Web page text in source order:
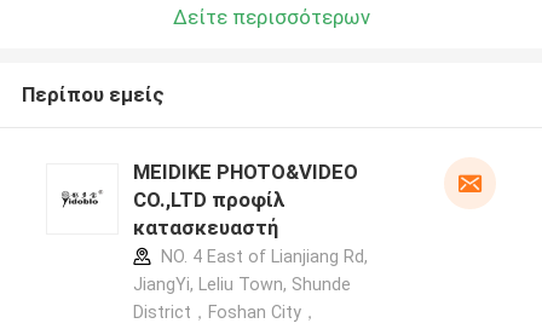
Δείτε περισσότερων
Περίπου εμείς
MEIDIKE PHOTO&VIDEO
CO.,LTD προφίλ
κατασκευαστή
NO. 4 East of Lianjiang Rd,
JiangYi, Leliu Town, Shunde
District，Foshan City，